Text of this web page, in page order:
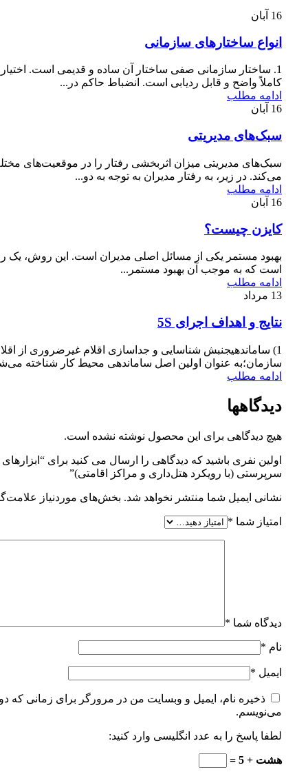
16 آبان
انواع ساختارهای سازمانی
1. ساختار سازمانی صفی ساختار آن ساده و قدیمی است.
کاملاً واضح و قابل ردیابی است. انضباط حاکم در...
ادامه مطلب
16 آبان
سبک‌های مدیریتی
سبک‌های مدیریتی میزان اثربخشی رفتار را در موقعیت‌های
می‌کند. در زیر، به رفتار مدیران به توجه به دو...
ادامه مطلب
16 آبان
کایزن چیست؟
بهبود مستمر یکی از مسائل اصلی مدیران است. این روش، یک
است که به موجب آن بهبود مستمر...
ادامه مطلب
13 مرداد
نتایج و اهداف اجرای 5S
1) ساماندهیجنبش شناسایی و جداسازی اقلام غیرضروری از
سازمان؛به عنوان اولین اصل ساماندهی محیط کار شناخته
ادامه مطلب
دیدگاهها
هیچ دیدگاهی برای این محصول نوشته نشده است.
اولین نفری باشید که دیدگاهی را ارسال می کنید برای
سرپرستی (با رویکرد هتل‌داری و مراکز اقامتی)”
نشانی ایمیل شما منتشر نخواهد شد. بخش‌های موردنیاز
امتیاز شما *
دیدگاه شما *
نام *
ایمیل *
ذخیره نام، ایمیل و وبسایت من در مرورگر برای زمانی که
می‌نویسم.
لطفا پاسخ را به عدد انگلیسی وارد کنید:
هشت + 5 =